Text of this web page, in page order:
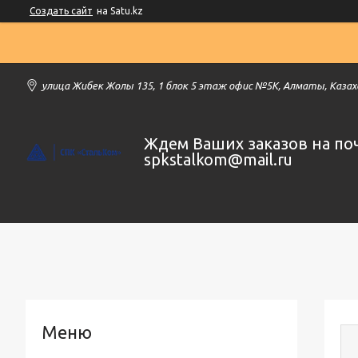
Создать сайт на Satu.kz
улица Жибек Жолы 135, 1 блок 5 этаж офис №5К, Алматы,
Ждем Ваших заказов на
spkstalkom@mail.ru